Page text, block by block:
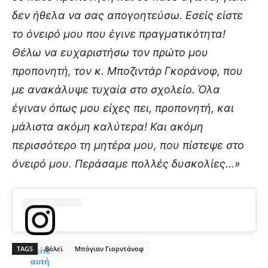
δεν ήθελα να σας απογοητεύσω. Εσείς είστε
το όνειρό μου που έγινε πραγματικότητα!
Θέλω να ευχαριστήσω τον πρώτο μου
προπονητή, τον κ. Μποζιντάρ Γκοράνοφ, που
με ανακάλυψε τυχαία στο σχολείο. Όλα
έγιναν όπως μου είχες πει, προπονητή, και
μάλιστα ακόμη καλύτερα! Και ακόμη
περισσότερο τη μητέρα μου, που πίστεψε στο
όνειρό μου. Περάσαμε πολλές δυσκολίες…»
Δείτε
αυτή
TAGS Βόλεϊ Μπόγιαν Γιορντάνοφ